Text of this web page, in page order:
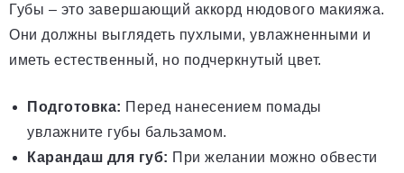
Губы – это завершающий аккорд нюдового макияжа.
Они должны выглядеть пухлыми, увлажненными и
иметь естественный, но подчеркнутый цвет.
Подготовка: Перед нанесением помады
увлажните губы бальзамом.
Карандаш для губ: При желании можно обвести